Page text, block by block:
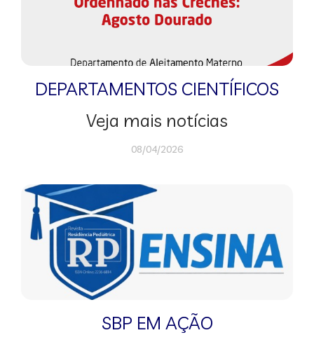
DEPARTAMENTOS CIENTÍFICOS
Veja mais notícias
08/04/2026
SBP EM AÇÃO